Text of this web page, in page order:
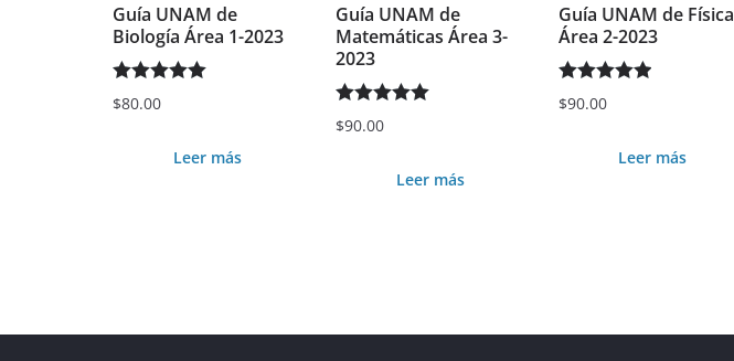
Guía UNAM de
Biología Área 1-2023
Valorado en
$80.00
Leer más
Guía UNAM de
Matemáticas Área 3-
2023
Valorado en
$90.00
Leer más
Guía UNAM de Física
Área 2-2023
Valorado en
$90.00
Leer más